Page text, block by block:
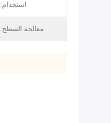
استخدام:
معالجة السطح: